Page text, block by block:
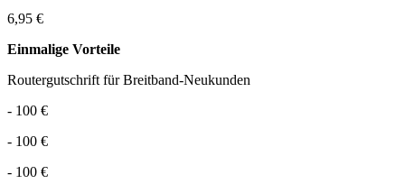
6,95 €
Einmalige Vorteile
Routergutschrift für Breitband-Neukunden
- 100 €
- 100 €
- 100 €